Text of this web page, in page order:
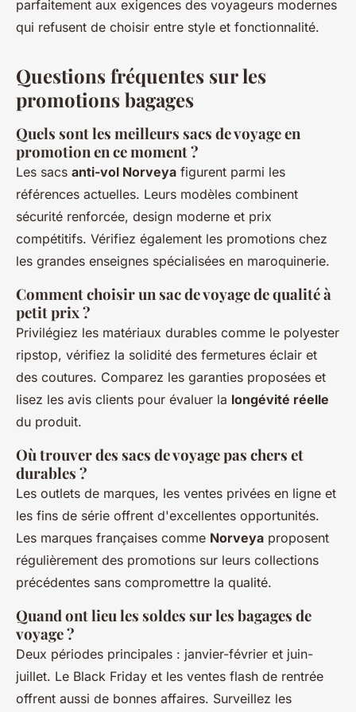
parfaitement aux exigences des voyageurs modernes
qui refusent de choisir entre style et fonctionnalité.
Questions fréquentes sur les
promotions bagages
Quels sont les meilleurs sacs de voyage en
promotion en ce moment ?
Les sacs anti-vol Norveya figurent parmi les
références actuelles. Leurs modèles combinent
sécurité renforcée, design moderne et prix
compétitifs. Vérifiez également les promotions chez
les grandes enseignes spécialisées en maroquinerie.
Comment choisir un sac de voyage de qualité à
petit prix ?
Privilégiez les matériaux durables comme le polyester
ripstop, vérifiez la solidité des fermetures éclair et
des coutures. Comparez les garanties proposées et
lisez les avis clients pour évaluer la longévité réelle
du produit.
Où trouver des sacs de voyage pas chers et
durables ?
Les outlets de marques, les ventes privées en ligne et
les fins de série offrent d'excellentes opportunités.
Les marques françaises comme Norveya proposent
régulièrement des promotions sur leurs collections
précédentes sans compromettre la qualité.
Quand ont lieu les soldes sur les bagages de
voyage ?
Deux périodes principales : janvier-février et juin-
juillet. Le Black Friday et les ventes flash de rentrée
offrent aussi de bonnes affaires. Surveillez les